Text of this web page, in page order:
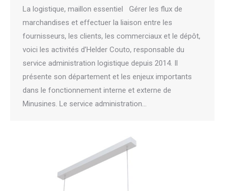
La logistique, maillon essentiel Gérer les flux de
marchandises et effectuer la liaison entre les
fournisseurs, les clients, les commerciaux et le dépôt,
voici les activités d’Helder Couto, responsable du
service administration logistique depuis 2014. Il
présente son département et les enjeux importants
dans le fonctionnement interne et externe de
Minusines. Le service administration…